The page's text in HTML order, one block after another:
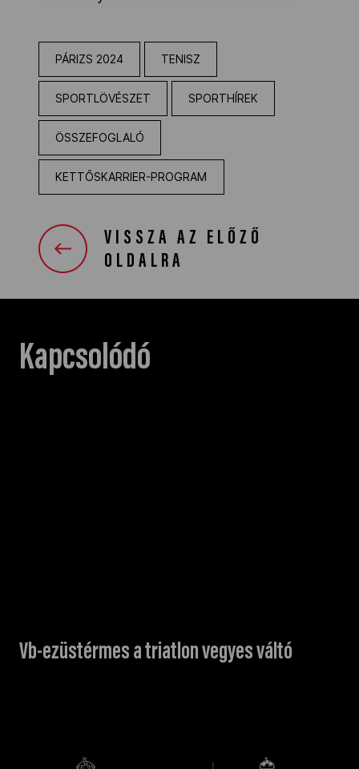
PÁRIZS 2024 TENISZ
SPORTLÖVÉSZET SPORTHÍREK
ÖSSZEFOGLALÓ
KETTŐSKARRIER-PROGRAM
VISSZA AZ ELŐZŐ
OLDALRA
Kapcsolódó
Vb-ezüstérmes a triatlon vegyes váltó